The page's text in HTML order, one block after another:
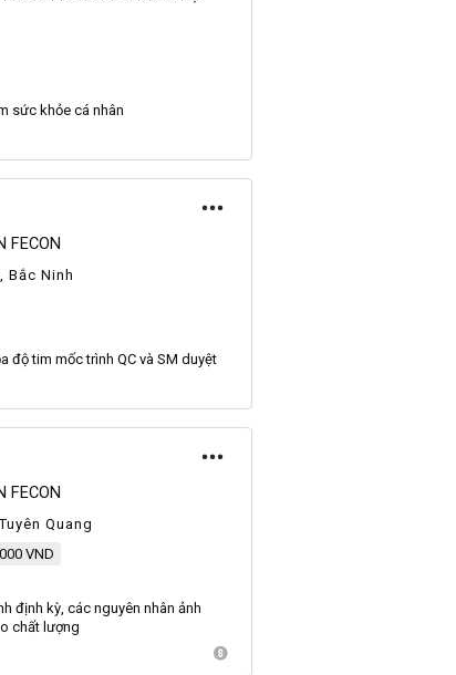
sức khỏe cá nhân
FECON
Bắc Ninh
độ tim mốc trình QC và SM duyệt
FECON
Quang
VND
định kỳ, các nguyên nhân ảnh
chất lượng